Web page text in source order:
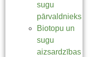
sugu
pārvaldnieks
Biotopu un
sugu
aizsardzības